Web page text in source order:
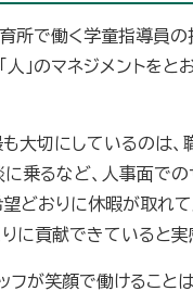
所で働く学童指導員の
人」のマネジメントを
大切にしているのは
乗るなど、人事面での
望どおりに休暇が取れ
に貢献できていると実
フが笑顔で働けること